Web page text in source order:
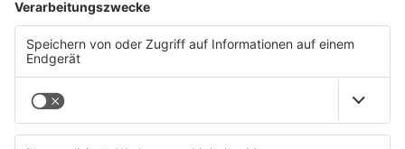
Du bist auf der Suche nach einer sinnvollen
Ausbildung?
Mach, was die Welt braucht - gemeinsam mit uns
- und verstärke als Lehrling unsere young crew.
young crew